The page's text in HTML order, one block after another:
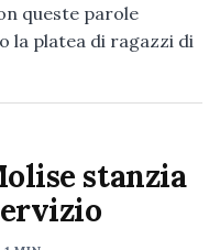
queste parole
la platea di ragazzi di
stanzia